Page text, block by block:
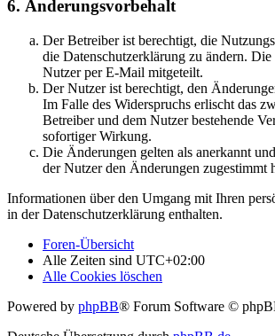
6. Änderungsvorbehalt
Der Betreiber ist berechtigt, die
die Datenschutzerklärung zu ändern.
Nutzer per E-Mail mitgeteilt.
Der Nutzer ist berechtigt, den
Im Falle des Widerspruchs erlischt das
Betreiber und dem Nutzer bestehende
sofortiger Wirkung.
Die Änderungen gelten als anerkannt
der Nutzer den Änderungen zugestimmt
Informationen über den Umgang mit Ihren
in der Datenschutzerklärung enthalten.
Foren-Übersicht
Alle Zeiten sind UTC+02:00
Alle Cookies löschen
Powered by phpBB® Forum Software ©